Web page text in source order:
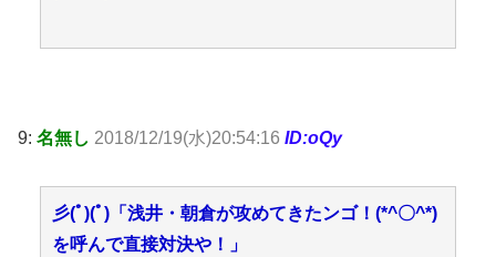
9: 名無し 2018/12/19(水)20:54:16 ID:oQy
彡(ﾟ)(ﾟ)「浅井・朝倉が攻めてきたンゴ！(*^〇^*)
を呼んで直接対決や！」